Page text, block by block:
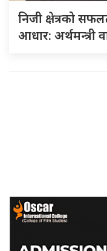
निजी क्षेत्रको
आधार: अर्थमन्त्री